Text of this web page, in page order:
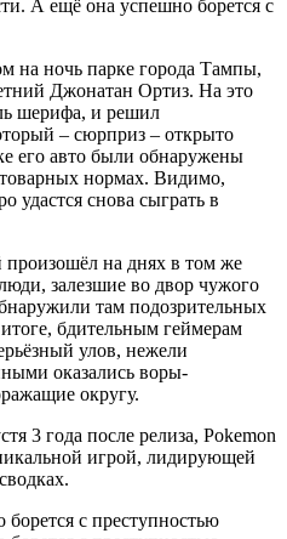
А ещё она успешно борется с
на ночь парке города Тампы,
Джонатан Ортиз. На это
шерифа, и решил
– сюрприз – открыто
его авто были обнаружены
нормах. Видимо,
удастся снова сыграть в
на днях в том же
залезшие во двор чужого
там подозрительных
бдительным геймерам
улов, нежели
оказались воры-
округу.
3 года после релиза, Pokemon
игрой, лидирующей